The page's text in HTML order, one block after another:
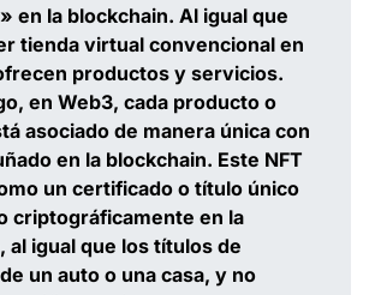
en la blockchain. Al igual que
tienda virtual convencional en
productos y servicios.
en Web3, cada producto o
asociado de manera única con
en la blockchain. Este NFT
un certificado o título único
criptográficamente en la
al igual que los títulos de
un auto o una casa, y no